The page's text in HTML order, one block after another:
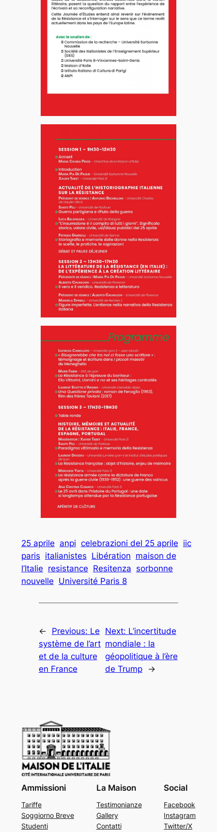
25 aprile anpi celebrazioni del 25 aprile iic
paris italianistes Libération maison de
l’Italie resistance Resitenza sorbonne
nouvelle Université Paris 8
← Previous: Le
système de l’art
et de la culture
en France
Next: L’incertitude
mondiale : la
géopolitique à l’ère
de Trump
→
Ammissioni
Tariffe
Soggiorno Breve
Studenti
La Maison
Testimonianze
Gallery
Contatti
Social
Facebook
Instagram
Twitter/X